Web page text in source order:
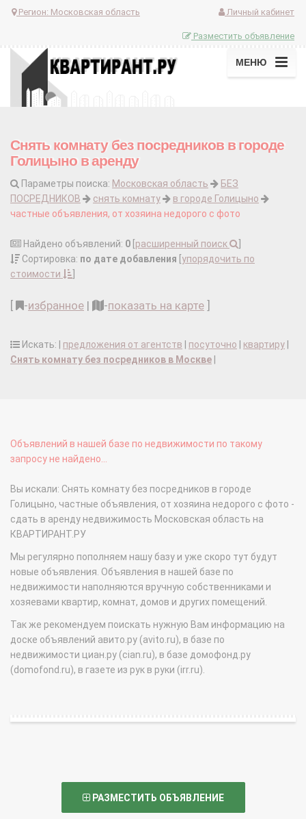
Регион: Московская область Личный кабинет
Разместить объявление
МЕНЮ
Снять комнату без посредников в городе
Голицыно в аренду
Параметры поиска: Московская область
БЕЗ
ПОСРЕДНИКОВ
снять комнату
в городе Голицыно
частные объявления, от хозяина недорого с фото
Найдено объявлений: 0 расширенный поиск
Сортировка: по дате добавления упорядочить по
стоимости
-избранное | -показать на карте
Искать: | предложения от агентств посуточно квартиру
Снять комнату без посредников в Москве
Объявлений в нашей базе по недвижимости по такому
запросу не найдено...
Вы искали: Снять комнату без посредников в городе
Голицыно, частные объявления, от хозяина недорого с фото -
сдать в аренду недвижимость Московская область на
КВАРТИРАНТ.РУ
Мы регулярно пополняем нашу базу и уже скоро тут будут
новые объявления. Объявления в нашей базе по
недвижимости наполняются вручную собственниками и
хозяевами квартир, комнат, домов и других помещений.
Так же рекомендуем поискать нужную Вам информацию на
доске объявлений авито.ру (avito.ru), в базе по
недвижимости циан.ру (cian.ru), в базе домофонд.ру
(domofond.ru), в газете из рук в руки (irr.ru).
РАЗМЕСТИТЬ ОБЪЯВЛЕНИЕ